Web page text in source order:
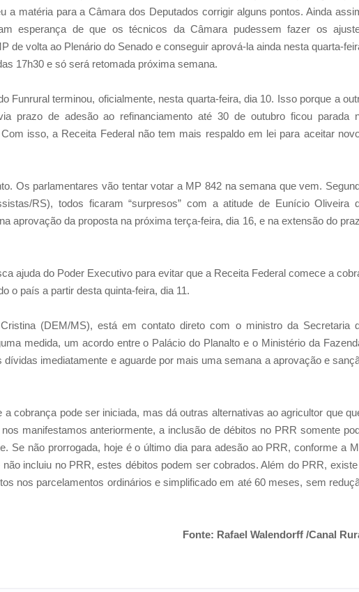
a matéria para a Câmara dos Deputados corrigir alguns pontos. Ainda
esperança de que os técnicos da Câmara pudessem fazer os
de volta ao Plenário do Senado e conseguir aprová-la ainda nesta quarta-
17h30 e só será retomada próxima semana.
Funrural terminou, oficialmente, nesta quarta-feira, dia 10. Isso porque a
prazo de adesão ao refinanciamento até 30 de outubro ficou parada
isso, a Receita Federal não tem mais respaldo em lei para aceitar
Os parlamentares vão tentar votar a MP 842 na semana que vem.
RS), todos ficaram “surpresos” com a atitude de Eunício Oliveira
aprovação da proposta na próxima terça-feira, dia 16, e na extensão do
ajuda do Poder Executivo para evitar que a Receita Federal comece a
o país a partir desta quinta-feira, dia 11.
(DEM/MS), está em contato direto com o ministro da Secretaria
medida, um acordo entre o Palácio do Planalto e o Ministério da
imediatamente e aguarde por mais uma semana a aprovação e
cobrança pode ser iniciada, mas dá outras alternativas ao agricultor que
manifestamos anteriormente, a inclusão de débitos no PRR somente
Se não prorrogada, hoje é o último dia para adesão ao PRR, conforme a
incluiu no PRR, estes débitos podem ser cobrados. Além do PRR,
nos parcelamentos ordinários e simplificado em até 60 meses, sem
Fonte: Rafael Walendorff /Canal